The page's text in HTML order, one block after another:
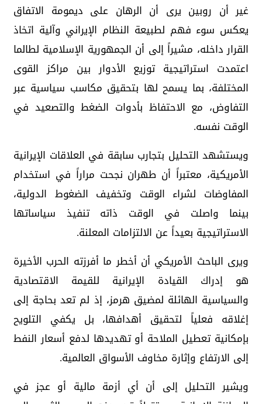
غير أن روبين يرى أن الرهان على ديمومة الاتفاق
يعكس سوء فهم لطبيعة النظام الإيراني وآلية اتخاذ
القرار داخله، مشيراً إلى أن الجمهورية الإسلامية لطالما
اعتمدت استراتيجية توزيع الأدوار بين مراكز القوى
المختلفة، بما يسمح لها بتحقيق مكاسب سياسية عبر
التفاوض، مع الاحتفاظ بأدوات الضغط والتصعيد في
الوقت نفسه.
ويستشهد التحليل بتجارب سابقة في العلاقات الإيرانية
الأمريكية، معتبراً أن طهران نجحت مراراً في استخدام
المفاوضات لشراء الوقت وتخفيف الضغوط الدولية،
بينما واصلت في الوقت ذاته تنفيذ سياساتها
الاستراتيجية بعيداً عن الالتزامات المعلنة.
ويرى الباحث الأمريكي أن أخطر ما أفرزته الحرب الأخيرة
هو إدراك القيادة الإيرانية للقيمة الاقتصادية
والسياسية الهائلة لمضيق هرمز، إذ لم تعد بحاجة إلى
إغلاقه فعلياً لتحقيق أهدافها، بل يكفي التلويح
بإمكانية تعطيل الملاحة أو تهديدها لدفع أسعار النفط
إلى الارتفاع وإثارة مخاوف الأسواق العالمية.
ويشير التحليل إلى أن أي أزمة مالية أو عجز في